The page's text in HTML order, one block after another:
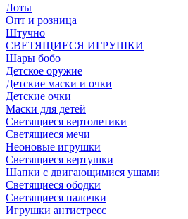
Лоты
Опт и розница
Штучно
СВЕТЯЩИЕСЯ ИГРУШКИ
Шары бобо
Детское оружие
Детские маски и очки
Детские очки
Маски для детей
Светящиеся вертолетики
Светящиеся мечи
Неоновые игрушки
Светящиеся вертушки
Шапки с двигающимися ушами
Светящиеся ободки
Светящиеся палочки
Игрушки антистресс